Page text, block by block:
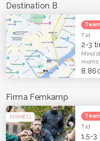
Destination B
Tid
2-3
moms
NYHED
Firma Femkamp
Tid
1,5-3